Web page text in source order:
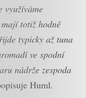
využíváme
totiž hodně
typicky až tuna
ve spodní
nádrže zespoda
Huml.